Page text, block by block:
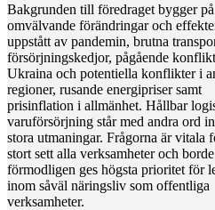
Bakgrunden till föredraget bygger på
omvälvande förändringar och
uppstått av pandemin, brutna
försörjningskedjor, pågående
Ukraina och potentiella konflikter i
regioner, rusande energipriser samt
prisinflation i allmänhet. Hållbar
varuförsörjning står med andra ord
stora utmaningar. Frågorna är vitala
stort sett alla verksamheter och borde
förmodligen ges högsta prioritet för
inom såväl näringsliv som offentliga
verksamheter.